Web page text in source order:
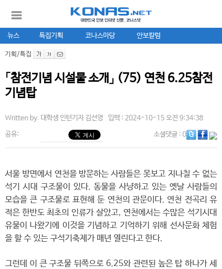
뉴스 특집기획 코나스마당 안보칼럼
기획/특집
「참전기념 시설물 소개」 (75) 연천 6.25참전
기념탑
Written by. 대학생 인턴기자 김선영 입력 : 2024-10-15 오전 9:34:38
공유: 소셜댓글: 0
서울 방면에서 연천을 방문하는 사람들은 못보고 지나칠 수 없는
석기 시대 구조물이 있다. 동물을 사냥하고 있는 옛날 사람들의
모습을 큰 구조물로 표현해 둔 연천의 관문이다. 연천 전곡리 유
적은 한반도 최초의 인류가 살았고, 연천에서는 수많은 석기시대
유물이 나왔기에 이것을 기념하고 기억하기 위해 선사문화 체험
을 할 수 있는 구석기축제가 매년 열린다고 한다.
그런데 이 큰 구조물 뒤쪽으로 6.25와 관련된 높은 탑 하나가 세